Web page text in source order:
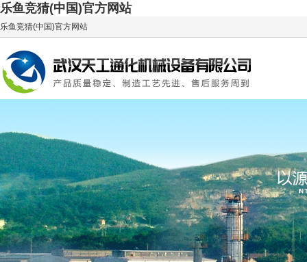
乐鱼竞猜(中国)官方网站
乐鱼竞猜(中国)官方网站